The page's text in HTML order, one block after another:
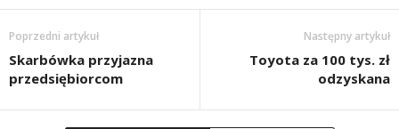
Poprzedni artykuł
Skarbówka przyjazna
przedsiębiorcom
Następny artykuł
Toyota za 100 tys. zł
odzyskana